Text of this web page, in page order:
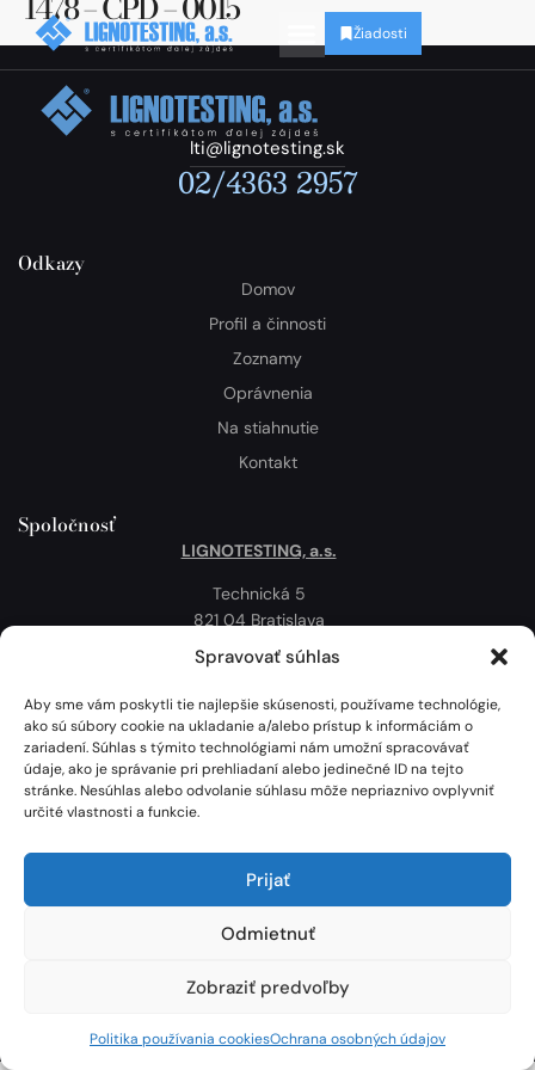
Spravovať súhlas
Aby sme vám poskytli tie najlepšie skúsenosti, používame technológie,
ako sú súbory cookie na ukladanie a/alebo prístup k informáciám o
zariadení. Súhlas s týmito technológiami nám umožní spracovávať
údaje, ako je správanie pri prehliadaní alebo jedinečné ID na tejto
stránke. Nesúhlas alebo odvolanie súhlasu môže nepriaznivo ovplyvniť
určité vlastnosti a funkcie.
Prijať
Odmietnuť
Zobraziť predvoľby
Politika používania cookiesOchrana osobných údajov
Žiadosti
lti@lignotesting.sk
02/4363 2957
Odkazy
Domov
Profil a činnosti
Zoznamy
Oprávnenia
Na stiahnutie
Kontakt
Spoločnosť
LIGNOTESTING, a.s.
Technická 5
821 04 Bratislava
Slovenská republika
Politika používania cookies
Mapa
Lignotesting, a. s. © 2024 | Všetky práva vyhradené. | Vytvoril: Marek Heinfarth.